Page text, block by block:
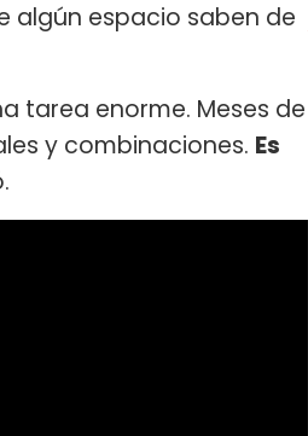
algún espacio saben de
tarea enorme. Meses de
y combinaciones. Es